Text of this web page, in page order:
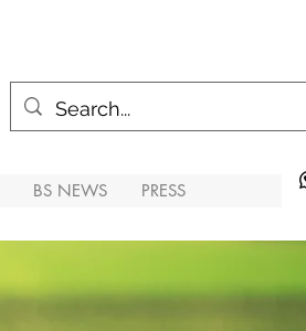
BS NEWS PRESS